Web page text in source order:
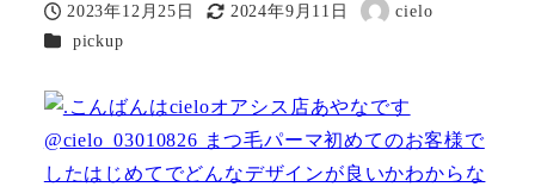
投稿日
2023年12月25日
更新日
2024年9月11日
著
cielo
カテゴリー
pickup